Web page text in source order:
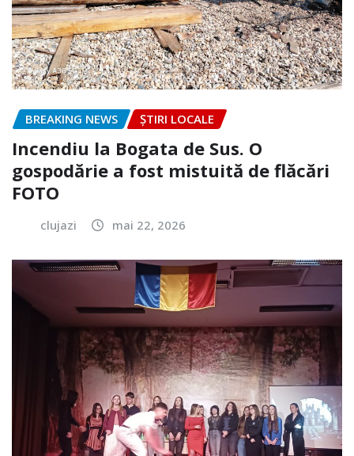
BREAKING NEWS ȘTIRI LOCALE
Incendiu la Bogata de Sus. O
gospodărie a fost mistuită de flăcări
FOTO
clujazi mai 22, 2026